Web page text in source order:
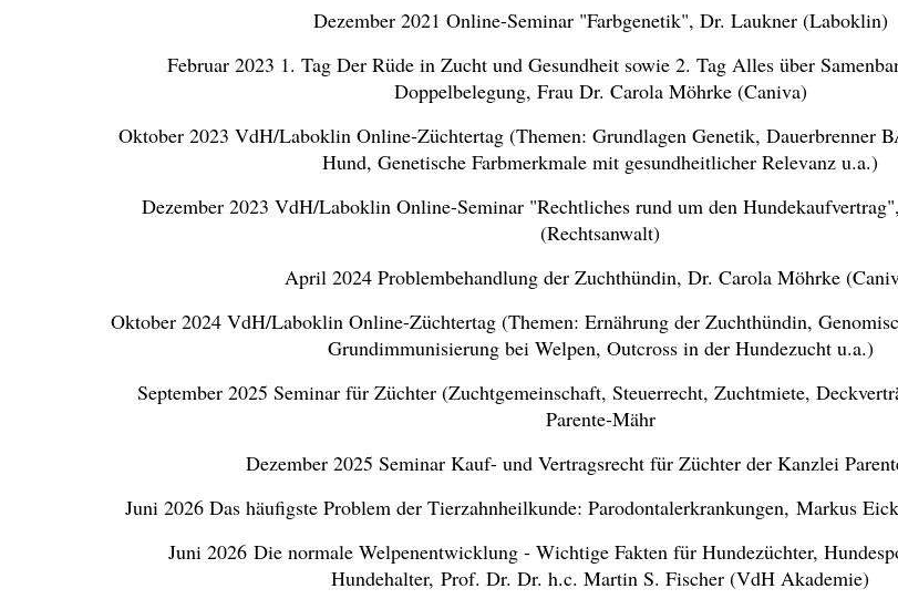
Dezember 2021 Online-Seminar "Farbgenetik", Dr. Laukner (Laboklin)
Februar 2023 1. Tag Der Rüde in Zucht und Gesundheit sowie 2. Tag Alles über
Doppelbelegung, Frau Dr. Carola Möhrke (Caniva)
Oktober 2023 VdH/Laboklin Online-Züchtertag (Themen: Grundlagen Genetik, Dauerbrenner
Hund, Genetische Farbmerkmale mit gesundheitlicher Relevanz u.a.)
Dezember 2023 VdH/Laboklin Online-Seminar "Rechtliches rund um den
(Rechtsanwalt)
April 2024 Problembehandlung der Zuchthündin, Dr. Carola Möhrke
Oktober 2024 VdH/Laboklin Online-Züchtertag (Themen: Ernährung der Zuchthündin,
Grundimmunisierung bei Welpen, Outcross in der Hundezucht u.a.)
September 2025 Seminar für Züchter (Zuchtgemeinschaft, Steuerrecht, Zuchtmiete,
Parente-Mähr
Dezember 2025 Seminar Kauf- und Vertragsrecht für Züchter der Kanzlei
Juni 2026 Das häufigste Problem der Tierzahnheilkunde: Parodontalerkrankungen, Markus
Juni 2026 Die normale Welpenentwicklung - Wichtige Fakten für Hundezüchter,
Hundehalter, Prof. Dr. Dr. h.c. Martin S. Fischer (VdH Akademie)